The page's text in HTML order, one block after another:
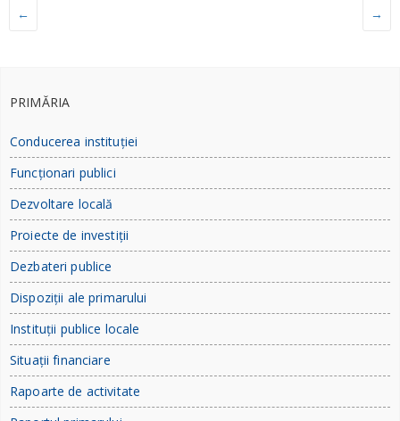
← →
PRIMĂRIA
Conducerea instituției
Funcționari publici
Dezvoltare locală
Proiecte de investiții
Dezbateri publice
Dispoziții ale primarului
Instituții publice locale
Situații financiare
Rapoarte de activitate